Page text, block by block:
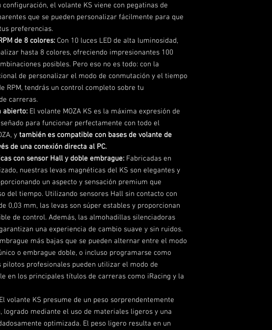
el volante KS viene con pegatinas de
que se pueden personalizar fácilmente para que
preferencias.
de 8 colores: Con 10 luces LED de alta luminosidad,
hasta 8 colores, ofreciendo impresionantes 100
posibles. Pero eso no es todo: con la
de personalizar el modo de conmutación y el tiempo
RPM, tendrás un control completo sobre tu
carreras.
abierto: El volante MOZA KS es la máxima expresión de
para funcionar perfectamente con todo el
y también es compatible con bases de volante de
de una conexión directa al PC.
con sensor Hall y doble embrague: Fabricadas en
nuestras levas magnéticas del KS son elegantes y
un aspecto y sensación premium que
del tiempo. Utilizando sensores Hall sin contacto con
0,03 mm, las levas son súper estables y proporcionan
de control. Además, las almohadillas silenciadoras
una experiencia de cambio suave y sin ruidos.
más bajas que se pueden alternar entre el modo
o embrague doble, o incluso programarse como
pilotos profesionales pueden utilizar el modo de
en los principales títulos de carreras como iRacing y la
El volante KS presume de un peso sorprendentemente
logrado mediante el uso de materiales ligeros y una
optimizada. El peso ligero resulta en un